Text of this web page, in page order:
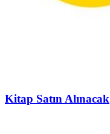
Kitap Satın Alınacak